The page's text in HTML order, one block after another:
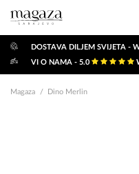
DOSTAVA DILJEM SVIJETA -
VI O NAMA - 5.0
Magaza Dino Merlin